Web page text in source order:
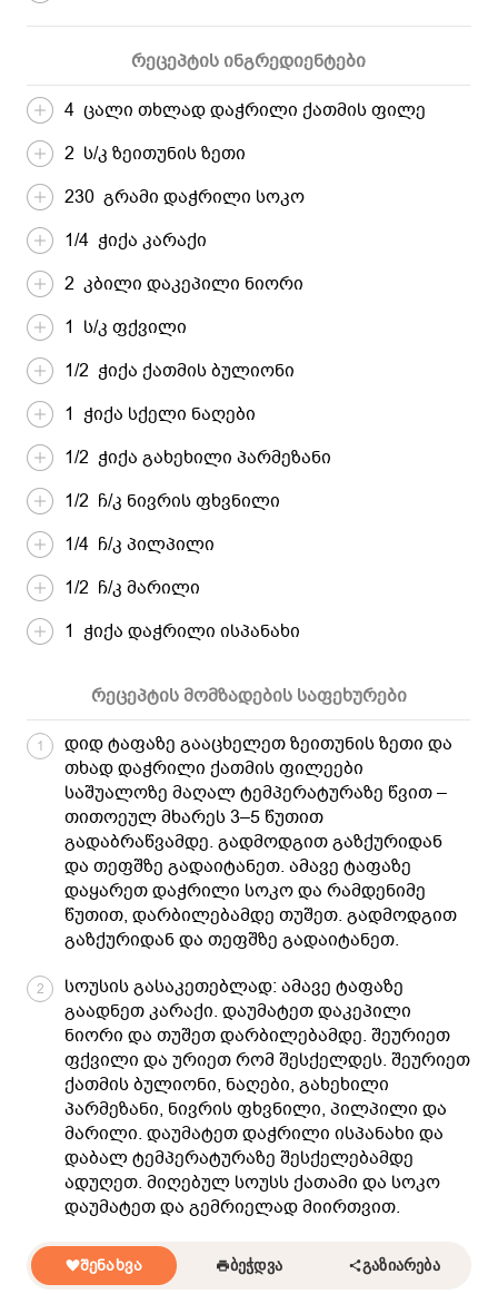
რეცეპტის ინგრედიენტები
4 ცალი თხლად დაჭრილი ქათმის ფილე
2 ს/კ ზეითუნის ზეთი
230 გრამი დაჭრილი სოკო
1/4 ჭიქა კარაქი
2 კბილი დაკეპილი ნიორი
1 ს/კ ფქვილი
1/2 ჭიქა ქათმის ბულიონი
1 ჭიქა სქელი ნაღები
1/2 ჭიქა გახეხილი პარმეზანი
1/2 ჩ/კ ნივრის ფხვნილი
1/4 ჩ/კ პილპილი
1/2 ჩ/კ მარილი
1 ჭიქა დაჭრილი ისპანახი
რეცეპტის მომზადების საფეხურები
1
დიდ ტაფაზე გააცხელეთ ზეითუნის ზეთი და
თხად დაჭრილი ქათმის ფილეები
საშუალოზე მაღალ ტემპერატურაზე წვით –
თითოეულ მხარეს 3–5 წუთით
გადაბრაწვამდე. გადმოდგით გაზქურიდან
და თეფშზე გადაიტანეთ. ამავე ტაფაზე
დაყარეთ დაჭრილი სოკო და რამდენიმე
წუთით, დარბილებამდე თუშეთ. გადმოდგით
გაზქურიდან და თეფშზე გადაიტანეთ.
2
სოუსის გასაკეთებლად: ამავე ტაფაზე
გაადნეთ კარაქი. დაუმატეთ დაკეპილი
ნიორი და თუშეთ დარბილებამდე. შეურიეთ
ფქვილი და ურიეთ რომ შესქელდეს. შეურიეთ
ქათმის ბულიონი, ნაღები, გახეხილი
პარმეზანი, ნივრის ფხვნილი, პილპილი და
მარილი. დაუმატეთ დაჭრილი ისპანახი და
დაბალ ტემპერატურაზე შესქელებამდე
ადუღეთ. მიღებულ სოუსს ქათამი და სოკო
დაუმატეთ და გემრიელად მიირთვით.
ᲨᲔᲜᲐᲮᲕᲐ ᲑᲔᲭᲓᲕᲐ ᲒᲐᲖᲘᲐᲠᲔᲑᲐ